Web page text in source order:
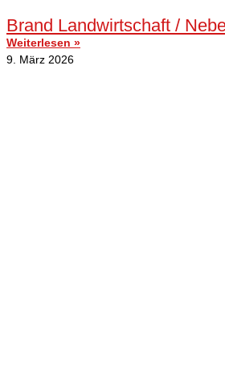
Brand Landwirtschaft /
Weiterlesen »
9. März 2026